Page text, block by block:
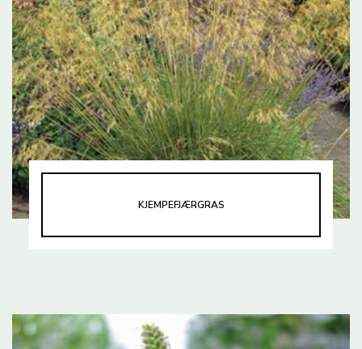
KJEMPEFJÆRGRAS